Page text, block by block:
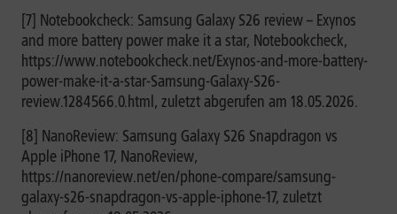
[7] Notebookcheck: Samsung Galaxy S26 review – Exynos
and more battery power make it a star, Notebookcheck,
https://www.notebookcheck.net/Exynos-and-more-battery-
power-make-it-a-star-Samsung-Galaxy-S26-
review.1284566.0.html, zuletzt abgerufen am 18.05.2026.
[8] NanoReview: Samsung Galaxy S26 Snapdragon vs
Apple iPhone 17, NanoReview,
https://nanoreview.net/en/phone-compare/samsung-
galaxy-s26-snapdragon-vs-apple-iphone-17, zuletzt